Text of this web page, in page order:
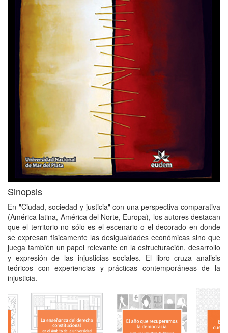
Sinopsis
En "Ciudad, sociedad y justicia" con una perspectiva comparativa
(América latina, América del Norte, Europa), los autores destacan
que el territorio no sólo es el escenario o el decorado en donde
se expresan físicamente las desigualdades económicas sino que
juega también un papel relevante en la estructuración, desarrollo
y expresión de las injusticias sociales. El libro cruza analisis
teóricos con experiencias y prácticas contemporáneas de la
injusticia.
La
del derecho
El año que